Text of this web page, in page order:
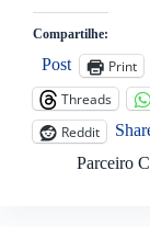
Compartilhe:
Post Print
Threads
Reddit
Parceiro